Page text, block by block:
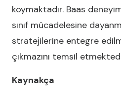
koymaktadır. Baas
sınıf mücadelesine
stratejilerine entegre
çıkmazını temsil
Kaynakça